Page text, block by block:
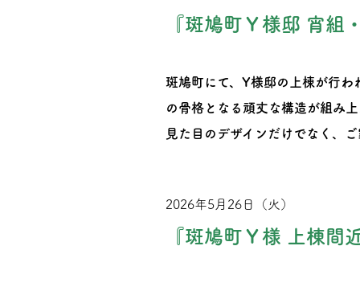
『斑鳩町Ｙ様邸 宵組
斑鳩町にて、Y様邸の上棟が行
の骨格となる頑丈な構造が組み
見た目のデザインだけでなく、
2026年5月26日（火）
『斑鳩町Ｙ様 上棟間近